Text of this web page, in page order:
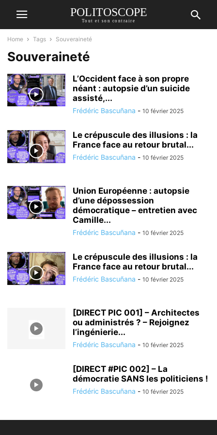
POLITOSCOPE
Tout et son contraire
Home Tags Souveraineté
Souveraineté
L’Occident face à son propre
néant : autopsie d’un suicide
assisté,...
Frédéric Bascuñana - 10 février 2025
Le crépuscule des illusions : la
France face au retour brutal...
Frédéric Bascuñana - 10 février 2025
Union Européenne : autopsie
d’une dépossession
démocratique – entretien avec
Camille...
Frédéric Bascuñana - 10 février 2025
Le crépuscule des illusions : la
France face au retour brutal...
Frédéric Bascuñana - 10 février 2025
[DIRECT PIC 001] – Architectes
ou administrés ? – Rejoignez
l’ingénierie...
Frédéric Bascuñana - 10 février 2025
[DIRECT #PIC 002] – La
démocratie SANS les politiciens !
Frédéric Bascuñana - 10 février 2025